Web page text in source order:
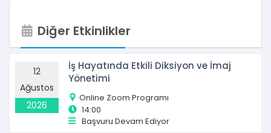
Diğer Etkinlikler
12
Ağustos
2026
İş Hayatında Etkili Diksiyon ve İmaj
Yönetimi
Online Zoom Programı
14:00
Başvuru Devam Ediyor